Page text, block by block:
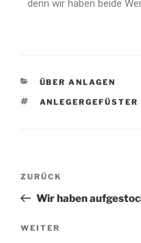
denn wir haben beide
ÜBER ANLAGEN
ANLEGERGEFÜSTER
ZURÜCK
Wir haben
WEITER